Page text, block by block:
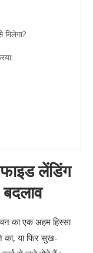
लेंडिंग
का एक अहम हिस्सा
का, या फिर सुख-